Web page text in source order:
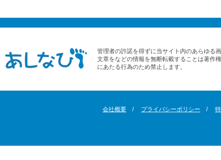
管理者の許諾を得ずに当サイト内のあらゆる
文章をなどの情報を無断転載することは著作
にあたる行為のため禁止します。
会社概要 プライバシーポリシー